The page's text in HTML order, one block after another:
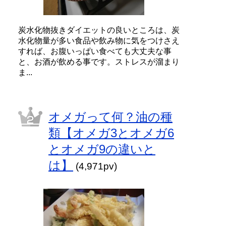
炭水化物抜きダイエットの良いところは、炭
水化物量が多い食品や飲み物に気をつけさえ
すれば、お腹いっぱい食べても大丈夫な事
と、お酒が飲める事です。ストレスが溜まり
ま...
オメガって何？油の種
類【オメガ3とオメガ6
とオメガ9の違いと
は】
(4,971pv)